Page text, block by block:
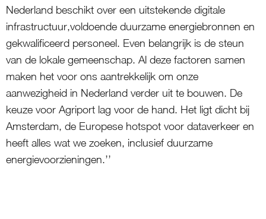
Nederland beschikt over een uitstekende digitale
infrastructuur,voldoende duurzame energiebronnen en
gekwalificeerd personeel. Even belangrijk is de steun
van de lokale gemeenschap. Al deze factoren samen
maken het voor ons aantrekkelijk om onze
aanwezigheid in Nederland verder uit te bouwen. De
keuze voor Agriport lag voor de hand. Het ligt dicht bij
Amsterdam, de Europese hotspot voor dataverkeer en
heeft alles wat we zoeken, inclusief duurzame
energievoorzieningen.’’